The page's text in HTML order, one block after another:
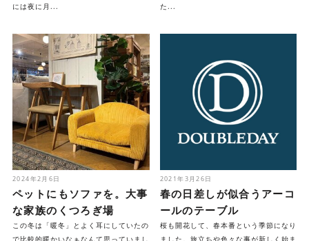
には夜に月...
た...
2024年2月6日
ペットにもソファを。大事
な家族のくつろぎ場
この冬は「暖冬」とよく耳にしていたの
2021年3月26日
春の日差しが似合うアーコ
ールのテーブル
桜も開花して、春本番という季節になり